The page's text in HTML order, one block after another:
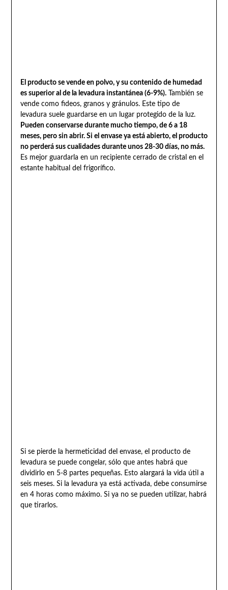
El producto se vende en polvo, y su contenido de humedad
es superior al de la levadura instantánea (6-9%).También se
vende como fideos, granos y gránulos. Este tipo de
levadura suele guardarse en un lugar protegido de la luz.
Pueden conservarse durante mucho tiempo, de 6 a 18
meses, pero sin abrir. Si el envase ya está abierto, el producto
no perderá sus cualidades durante unos 28-30 días, no más.
Es mejor guardarla en un recipiente cerrado de cristal en el
estante habitual del frigorífico.
Si se pierde la hermeticidad del envase, el producto de
levadura se puede congelar, sólo que antes habrá que
dividirlo en 5-8 partes pequeñas. Esto alargará la vida útil a
seis meses. Si la levadura ya está activada, debe consumirse
en 4 horas como máximo. Si ya no se pueden utilizar, habrá
que tirarlos.